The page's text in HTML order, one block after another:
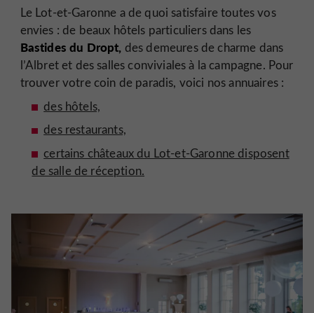
Le Lot-et-Garonne a de quoi satisfaire toutes vos
envies : de beaux hôtels particuliers dans les
Bastides du Dropt, des demeures de charme dans
l’Albret et des salles conviviales à la campagne. Pour
trouver votre coin de paradis, voici nos annuaires :
des hôtels,
des restaurants,
certains châteaux du Lot-et-Garonne disposent
de salle de réception.